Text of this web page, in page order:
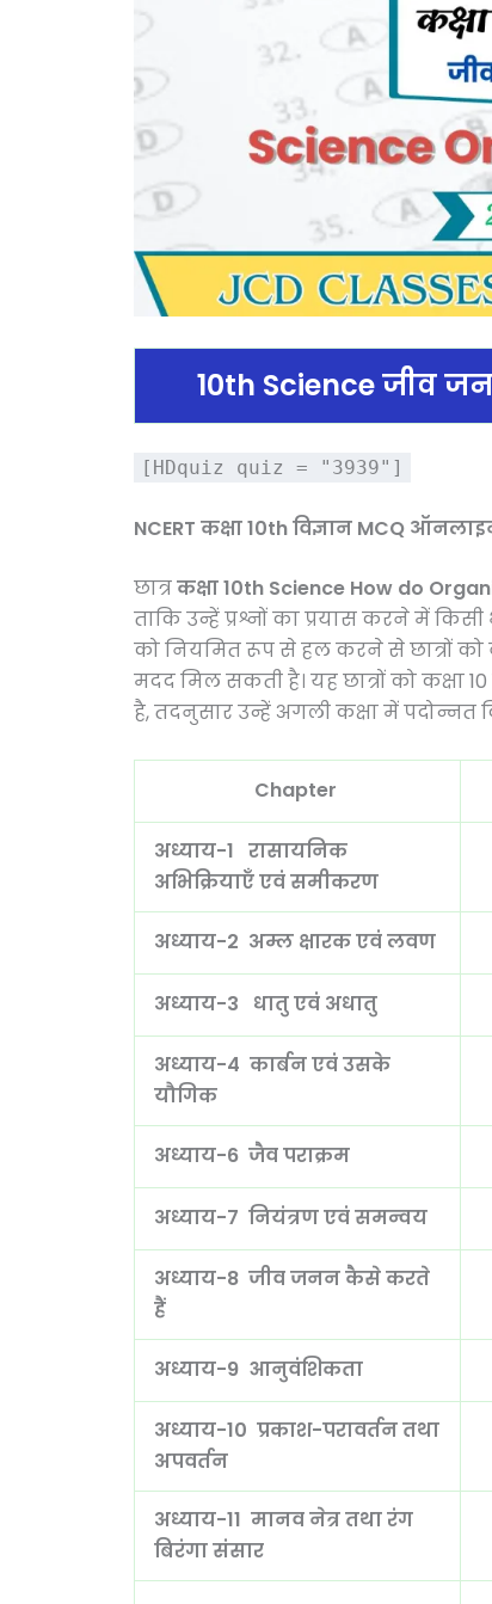
10th Scienceजीव
[HDquiz quiz = "3939"]
NCERT कक्षा 10th विज्ञान MCQ
छात्रकक्षा 10th Science How do
ताकि उन्हें प्रश्नों का प्रयास करने में
को नियमित रूप से हल करने से छात्रों को
मदद मिल सकती है। यह छात्रों को
है, तदनुसार उन्हें अगली कक्षा में पदोन्नत
Chapter
अध्याय-1 रासायनिक
अभिक्रियाएँ एवं समीकरण
अध्याय-2 अम्ल क्षारक एवं लवण
अध्याय-3 धातु एवं अधातु
अध्याय-4 कार्बन एवं उसके
यौगिक
अध्याय-6 जैव पराक्रम
अध्याय-7 नियंत्रण एवं समन्वय
अध्याय-8 जीव जनन कैसे करते
हैं
अध्याय-9 आनुवंशिकता
अध्याय-10 प्रकाश-परावर्तन तथा
अपवर्तन
अध्याय-11 मानव नेत्र तथा रंग
बिरंगा संसार